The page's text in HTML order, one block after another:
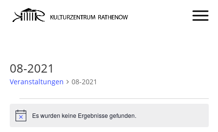
08-2021
Veranstaltungen 08-2021
VERANSTALTUNGEN
HinweisEs wurden keine Ergebnisse gefunden.